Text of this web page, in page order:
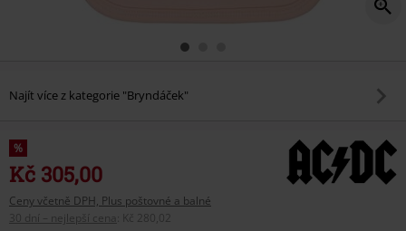
Najít více z kategorie "Bryndáček"
%
Kč 305,00
Ceny včetně DPH, Plus poštovné a balné
30 dní – nejlepší cena
Kč 280,02